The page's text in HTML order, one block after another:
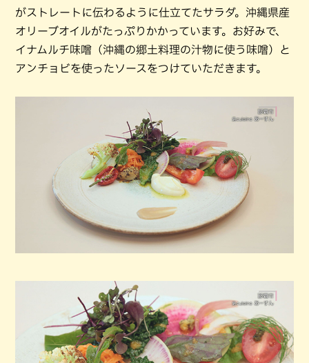
がストレートに伝わるように仕立てたサラダ。沖縄県産
オリーブオイルがたっぷりかかっています。お好みで、
イナムルチ味噌（沖縄の郷土料理の汁物に使う味噌）と
アンチョビを使ったソースをつけていただきます。